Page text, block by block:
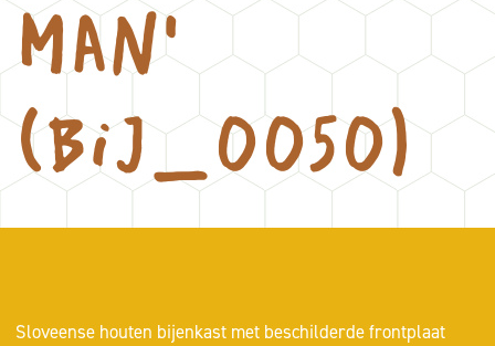
man'
(BIJ_0050)
Sloveense houten bijenkast met beschilderde frontplaat